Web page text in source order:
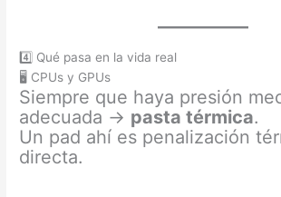
4️⃣ Qué pasa en la vida real
🖥 CPUs y GPUs
Siempre que haya presión
adecuada → pasta térmica.
Un pad ahí es penalización
directa.